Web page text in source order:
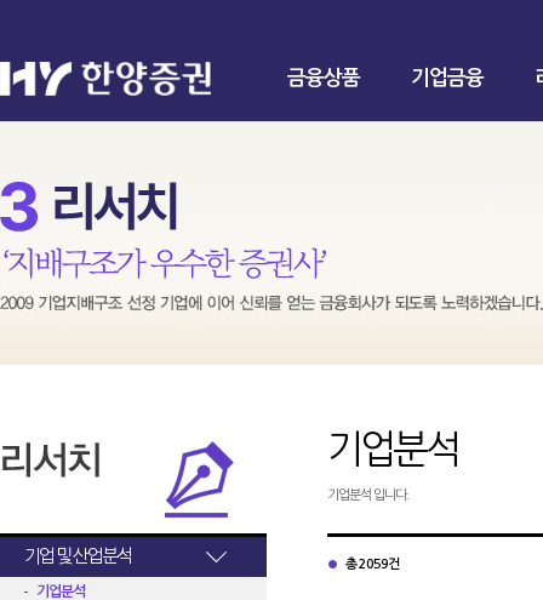
금융상품 기업금융
기업 및 산업분석
기업분석
기업분석
기업분석 입니다.
총 2059건